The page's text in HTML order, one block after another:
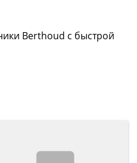
Berthoud с быстрой